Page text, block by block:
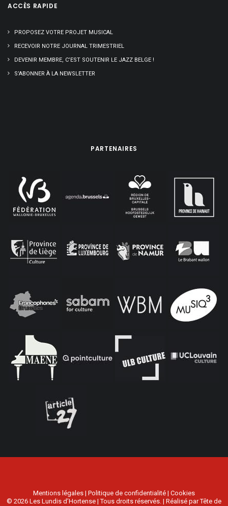
ACCÈS RAPIDE
PROPOSEZ VOTRE PROJET MUSICAL
RECEVOIR NOTRE JOURNAL TRIMESTRIEL
DEVENIR MEMBRE, C’EST SOUTENIR LE JAZZ BELGE !
S’ABONNER À LA NEWSLETTER
PARTENAIRES
Mentions légales | Politique de confidentialité | Cookies
© 2026 Les Lundis d’Hortense | Tous droits réservés. | Réalisé parTête de